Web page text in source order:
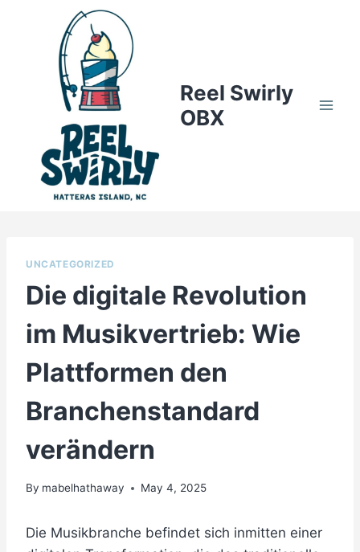
Reel Swirly
OBX
UNCATEGORIZED
Die digitale Revolution
im Musikvertrieb: Wie
Plattformen den
Branchenstandard
verändern
By mabelhathaway May 4, 2025
Die Musikbranche befindet sich inmitten einer